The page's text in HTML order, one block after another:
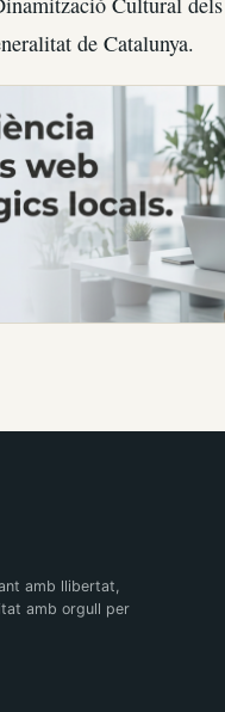
de Catalunya.
amb llibertat,
amb orgull per